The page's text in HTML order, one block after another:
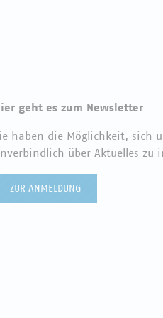
geht es zum Newsletter
haben die Möglichkeit, sich
über Aktuelles zu
ZUR ANMELDUNG